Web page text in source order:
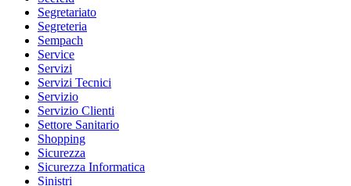
Segretariato
Segreteria
Sempach
Service
Servizi
Servizi Tecnici
Servizio
Servizio Clienti
Settore Sanitario
Shopping
Sicurezza
Sicurezza Informatica
Sinistri